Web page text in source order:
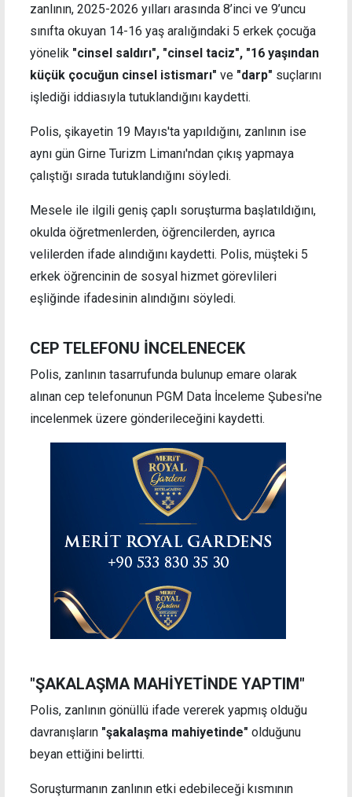
zanlının, 2025-2026 yılları arasında 8’inci ve 9’uncu
sınıfta okuyan 14-16 yaş aralığındaki 5 erkek çocuğa
yönelik "cinsel saldırı", "cinsel taciz", "16 yaşından
küçük çocuğun cinsel istismarı" ve "darp" suçlarını
işlediği iddiasıyla tutuklandığını kaydetti.
Polis, şikayetin 19 Mayıs'ta yapıldığını, zanlının ise
aynı gün Girne Turizm Limanı'ndan çıkış yapmaya
çalıştığı sırada tutuklandığını söyledi.
Mesele ile ilgili geniş çaplı soruşturma başlatıldığını,
okulda öğretmenlerden, öğrencilerden, ayrıca
velilerden ifade alındığını kaydetti. Polis, müşteki 5
erkek öğrencinin de sosyal hizmet görevlileri
eşliğinde ifadesinin alındığını söyledi.
CEP TELEFONU İNCELENECEK
Polis, zanlının tasarrufunda bulunup emare olarak
alınan cep telefonunun PGM Data İnceleme Şubesi'ne
incelenmek üzere gönderileceğini kaydetti.
"ŞAKALAŞMA MAHİYETİNDE YAPTIM"
Polis, zanlının gönüllü ifade vererek yapmış olduğu
davranışların "şakalaşma mahiyetinde" olduğunu
beyan ettiğini belirtti.
Soruşturmanın zanlının etki edebileceği kısmının